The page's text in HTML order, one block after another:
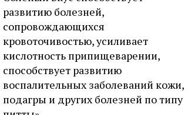
развитию болезней,
сопровождающихся
кровоточивостью, усиливает
кислотность припищеварении,
способствует развитию
воспалительных заболеваний кожи,
подагры и других болезней по типу